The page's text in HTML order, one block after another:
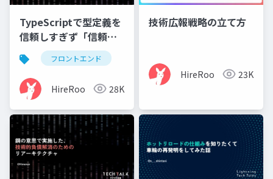
TypeScriptで型定義を
信頼しすぎず「信頼境
界線」を設置した話
フロントエンド
HireRoo 28K
技術広報戦略の立て方
HireRoo 23K